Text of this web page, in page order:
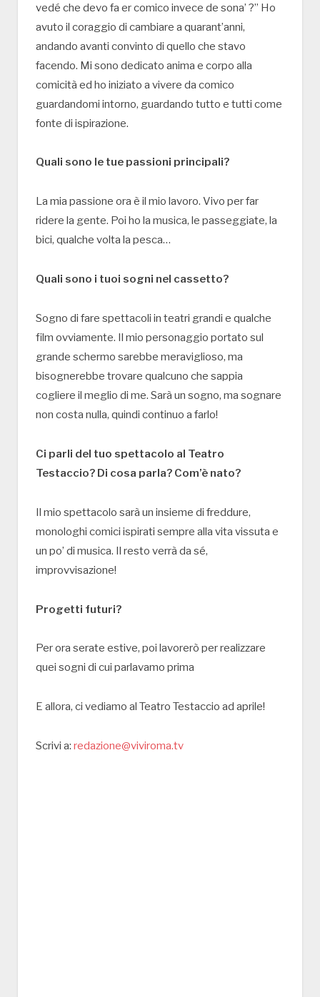
vedé che devo fa er comico invece de sona’ ?” Ho
avuto il coraggio di cambiare a quarant’anni,
andando avanti convinto di quello che stavo
facendo. Mi sono dedicato anima e corpo alla
comicità ed ho iniziato a vivere da comico
guardandomi intorno, guardando tutto e tutti come
fonte di ispirazione.
Quali sono le tue passioni principali?
La mia passione ora è il mio lavoro. Vivo per far
ridere la gente. Poi ho la musica, le passeggiate, la
bici, qualche volta la pesca…
Quali sono i tuoi sogni nel cassetto?
Sogno di fare spettacoli in teatri grandi e qualche
film ovviamente. Il mio personaggio portato sul
grande schermo sarebbe meraviglioso, ma
bisognerebbe trovare qualcuno che sappia
cogliere il meglio di me. Sarà un sogno, ma sognare
non costa nulla, quindi continuo a farlo!
Ci parli del tuo spettacolo al Teatro
Testaccio? Di cosa parla? Com’è nato?
Il mio spettacolo sarà un insieme di freddure,
monologhi comici ispirati sempre alla vita vissuta e
un po’ di musica. Il resto verrà da sé,
improvvisazione!
Progetti futuri?
Per ora serate estive, poi lavorerò per realizzare
quei sogni di cui parlavamo prima
E allora, ci vediamo al Teatro Testaccio ad aprile!
Scrivi a: redazione@viviroma.tv